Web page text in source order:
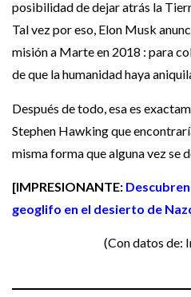
posibilidad de dejar atrás la
Tal vez por eso, Elon Musk
misión a Marte en 2018 : para
de que la humanidad haya
Después de todo, esa es
Stephen Hawking que
misma forma que alguna vez se
[IMPRESIONANTE:
geoglifo en el desierto de
(Con datos de: